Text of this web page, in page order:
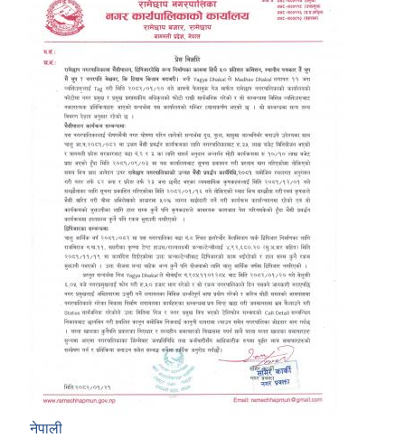
नेपाली